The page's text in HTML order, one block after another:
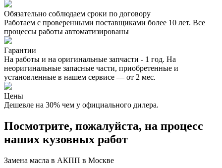
Обязательно соблюдаем сроки по договору
Работаем с проверенными поставщиками более 10 лет. Все
процессы работы автоматизированы
Гарантии
На работы и на оригинальные запчасти - 1 год. На
неоригинальные запасные части, приобретенные и
установленные в нашем сервисе — от 2 мес.
Цены
Дешевле на 30% чем у официального дилера.
Посмотрите, пожалуйста, на процесс
наших кузовных работ
Замена масла в АКПП в Москве